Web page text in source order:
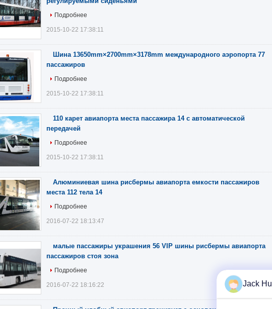
Подробнее
2015-10-22 17:38:11
Шина 13650mm×2700mm×3178mm международного аэропорта 77
пассажиров
Подробнее
2015-10-22 17:38:11
110 карет авиапорта места пассажира 14 с автоматической
передачей
Подробнее
2015-10-22 17:38:11
Алюминиевая шина рисбермы авиапорта емкости пассажиров
места 112 тела 14
Подробнее
2016-07-22 18:13:47
малые пассажиры украшения 56 VIP шины рисбермы авиапорта
пассажиров стоя зона
Подробнее
2016-07-22 18:16:22 Jack Hu